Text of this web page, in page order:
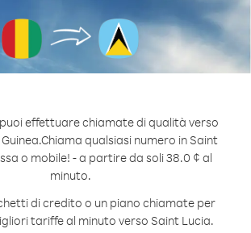
effettuare chiamate di qualità verso
Chiama qualsiasi numero in Saint
o mobile! - a partire da soli 38.0 ¢ al
minuto.
di credito o un piano chiamate per
tariffe al minuto verso Saint Lucia.